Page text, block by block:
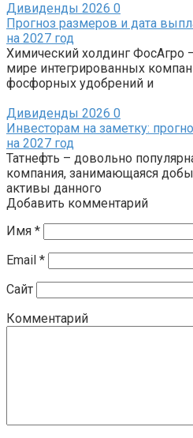
Дивиденды 2026 0
Прогноз размеров и дата
на 2027 год
Химический холдинг ФосАгро
мире интегрированных
фосфорных удобрений и
Дивиденды 2026 0
Инвесторам на заметку:
на 2027 год
Татнефть – довольно
компания, занимающаяся
активы данного
Добавить комментарий
Имя *
Email *
Сайт
Комментарий